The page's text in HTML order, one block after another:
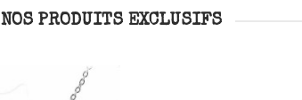
PRODUITS EXCLUSIFS